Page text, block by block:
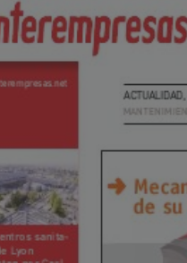
[ julio 2, 2026 ] Nueva
[ julio 2, 2026 ]
¿La
NOTICIAS
Cómo la
[ julio 2, 2026 ] Reuters
mínimo histórico
NOTICIAS
[ julio 6, 2026 ]
Con la IA
el mayor activo de los